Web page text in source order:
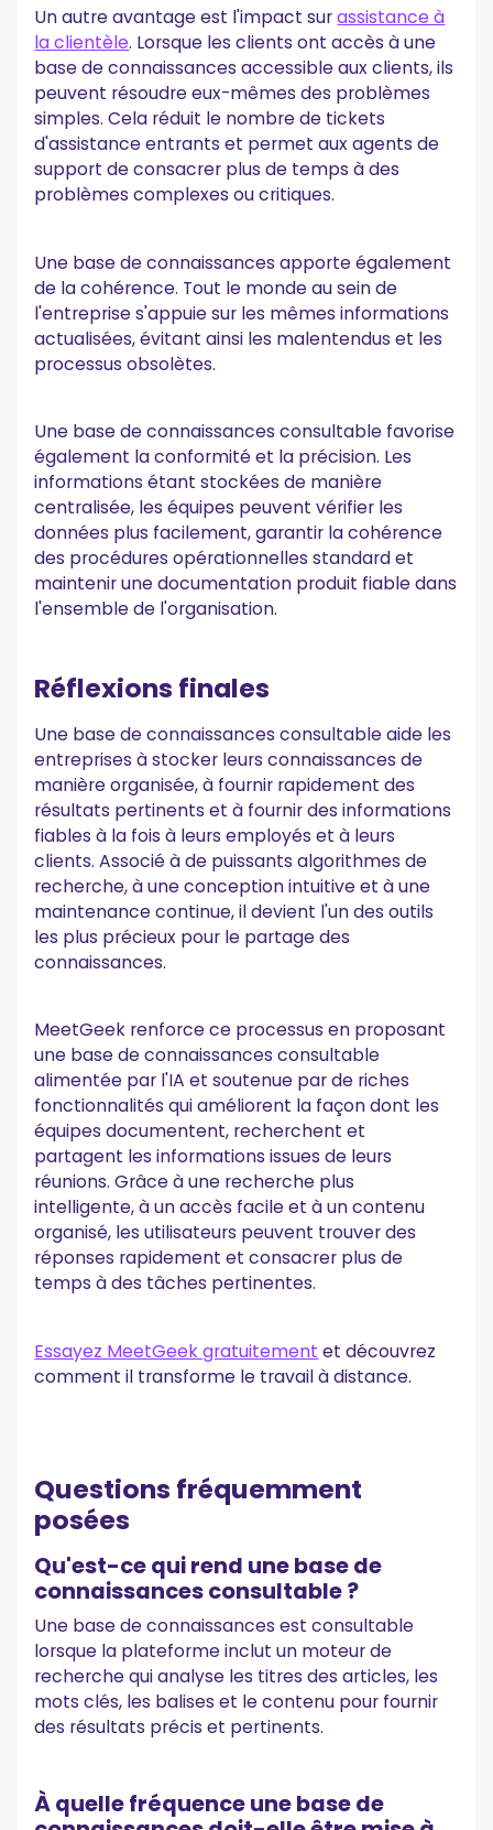
Un autre avantage est l'impact surassistance à
la clientèle. Lorsque les clients ont accès à une
base de connaissances accessible aux clients, ils
peuvent résoudre eux-mêmes des problèmes
simples. Cela réduit le nombre de tickets
d'assistance entrants et permet aux agents de
support de consacrer plus de temps à des
problèmes complexes ou critiques.
Une base de connaissances apporte également
de la cohérence. Tout le monde au sein de
l'entreprise s'appuie sur les mêmes informations
actualisées, évitant ainsi les malentendus et les
processus obsolètes.
Une base de connaissances consultable favorise
également la conformité et la précision. Les
informations étant stockées de manière
centralisée, les équipes peuvent vérifier les
données plus facilement, garantir la cohérence
des procédures opérationnelles standard et
maintenir une documentation produit fiable dans
l'ensemble de l'organisation.
Réflexions finales
Une base de connaissances consultable aide les
entreprises à stocker leurs connaissances de
manière organisée, à fournir rapidement des
résultats pertinents et à fournir des informations
fiables à la fois à leurs employés et à leurs
clients. Associé à de puissants algorithmes de
recherche, à une conception intuitive et à une
maintenance continue, il devient l'un des outils
les plus précieux pour le partage des
connaissances.
MeetGeek renforce ce processus en proposant
une base de connaissances consultable
alimentée par l'IA et soutenue par de riches
fonctionnalités qui améliorent la façon dont les
équipes documentent, recherchent et
partagent les informations issues de leurs
réunions. Grâce à une recherche plus
intelligente, à un accès facile et à un contenu
organisé, les utilisateurs peuvent trouver des
réponses rapidement et consacrer plus de
temps à des tâches pertinentes.
Essayez MeetGeek gratuitement et découvrez
comment il transforme le travail à distance.
Questions fréquemment
posées
Qu'est-ce qui rend une base de
connaissances consultable ?
Une base de connaissances est consultable
lorsque la plateforme inclut un moteur de
recherche qui analyse les titres des articles, les
mots clés, les balises et le contenu pour fournir
des résultats précis et pertinents.
À quelle fréquence une base de